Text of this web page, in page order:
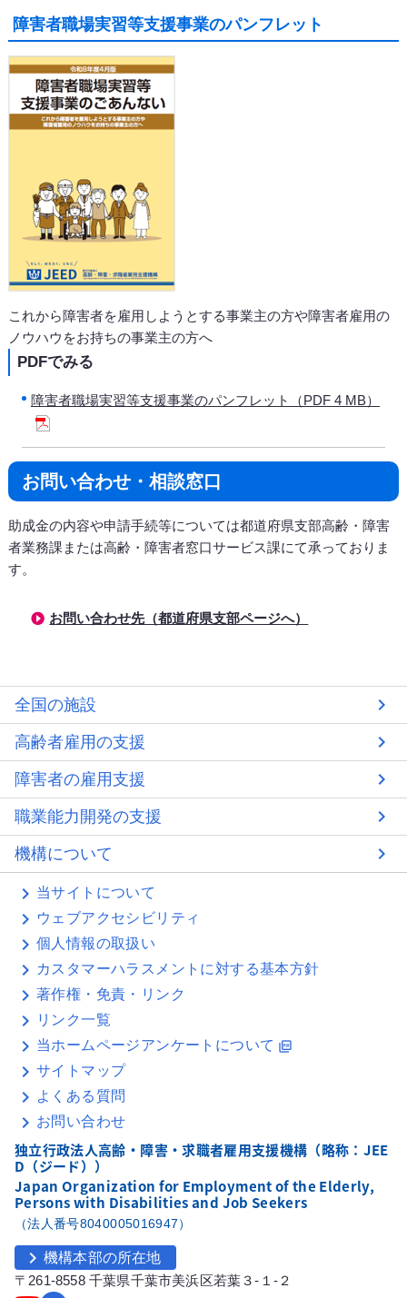
障害者職場実習等支援事業のパンフレット
これから障害者を雇用しようとする事業主の方や障害者雇用の
ノウハウをお持ちの事業主の方へ
PDFでみる
障害者職場実習等支援事業のパンフレット（PDF 4 MB）
お問い合わせ・相談窓口
助成金の内容や申請手続等については都道府県支部高齢・障害
者業務課または高齢・障害者窓口サービス課にて承っておりま
す。
お問い合わせ先（都道府県支部ページへ）
全国の施設
高齢者雇用の支援
障害者の雇用支援
職業能力開発の支援
機構について
当サイトについて
ウェブアクセシビリティ
個人情報の取扱い
カスタマーハラスメントに対する基本方針
著作権・免責・リンク
リンク一覧
当ホームページアンケートについて picture_as_pdf
サイトマップ
よくある質問
お問い合わせ
独立行政法人高齢・障害・求職者雇用支援機構（略称：JEE
D（ジード））
Japan Organization for Employment of the Elderly,
Persons with Disabilities and Job Seekers
（法人番号8040005016947）
chevron_right 機構本部の所在地
〒261-8558 千葉県千葉市美浜区若葉３-１-２